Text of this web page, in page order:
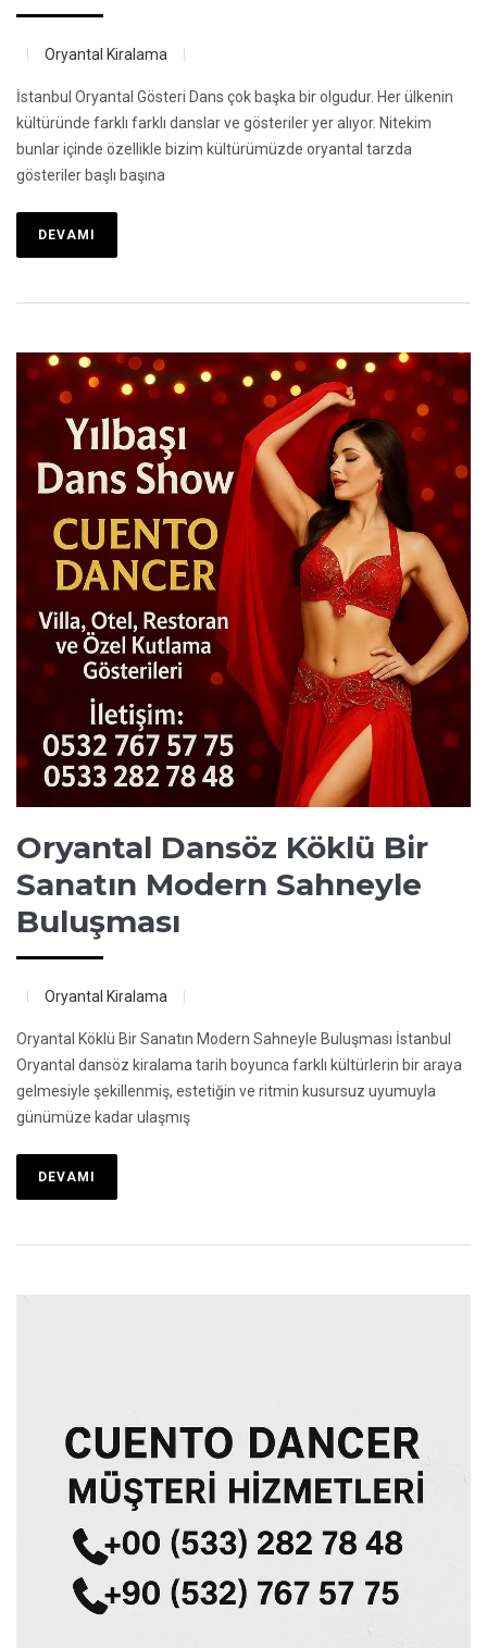
Oryantal Kiralama
İstanbul Oryantal Gösteri Dans çok başka bir olgudur. Her ülkenin
kültüründe farklı farklı danslar ve gösteriler yer alıyor. Nitekim
bunlar içinde özellikle bizim kültürümüzde oryantal tarzda
gösteriler başlı başına
DEVAMI
Oryantal Dansöz Köklü Bir
Sanatın Modern Sahneyle
Buluşması
Oryantal Kiralama
Oryantal Köklü Bir Sanatın Modern Sahneyle Buluşması İstanbul
Oryantal dansöz kiralama tarih boyunca farklı kültürlerin bir araya
gelmesiyle şekillenmiş, estetiğin ve ritmin kusursuz uyumuyla
günümüze kadar ulaşmış
DEVAMI